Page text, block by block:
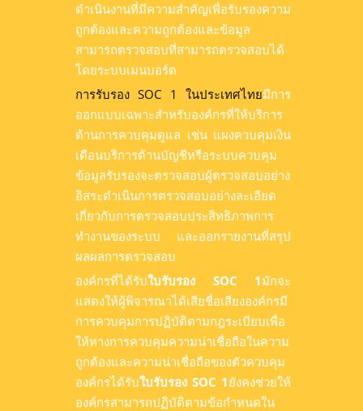
ดำเนินงานที่มีความสำคัญเพื่อรับรองความ
ถูกต้องและความถูกต้องและข้อมูล
สามารถตรวจสอบที่สามารถตรวจสอบได้
โดยระบบเมนบอร์ด
การรับรอง SOC 1 ในประเทศไทยมีการ
ออกแบบเฉพาะสำหรับองค์กรที่ให้บริการ
ด้านการควบคุมดูแล เช่น แผงควบคุมเงิน
เดือนบริการด้านบัญชีหรือระบบควบคุม
ข้อมูลรับรองจะตรวจสอบผู้ตรวจสอบอย่าง
อิสระดำเนินการตรวจสอบอย่างละเอียด
เกี่ยวกับการตรวจสอบประสิทธิภาพการ
ทำงานของระบบ และออกรายงานที่สรุป
ผลผลการตรวจสอบ
องค์กรที่ได้รับใบรับรอง SOC 1มักจะ
แสดงให้ผู้พิจารณาได้เสียชื่อเสียงองค์กรมี
การควบคุมการปฏิบัติตามกฎระเบียบเพื่อ
ให้ทางการควบคุมความน่าเชื่อถือในความ
ถูกต้องและความน่าเชื่อถือของตัวควบคุม
องค์กรได้รับใบรับรอง SOC 1ยังคงช่วยให้
องค์กรสามารถปฏิบัติตามข้อกำหนดใน